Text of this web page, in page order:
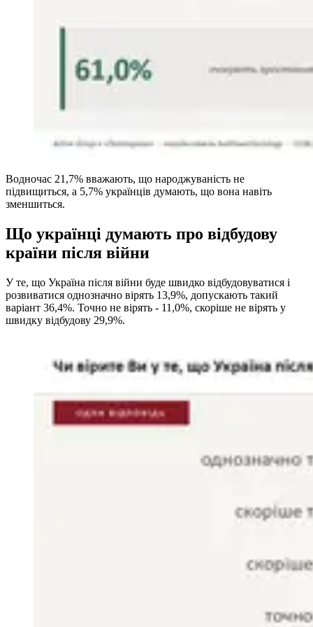
Водночас 21,7% вважають, що народжуваність не
підвищиться, а 5,7% українців думають, що вона навіть
зменшиться.
Що українці думають про відбудову
країни після війни
У те, що Україна після війни буде швидко відбудовуватися і
розвиватися однозначно вірять 13,9%, допускають такий
варіант 36,4%. Точно не вірять - 11,0%, скоріше не вірять у
швидку відбудову 29,9%.